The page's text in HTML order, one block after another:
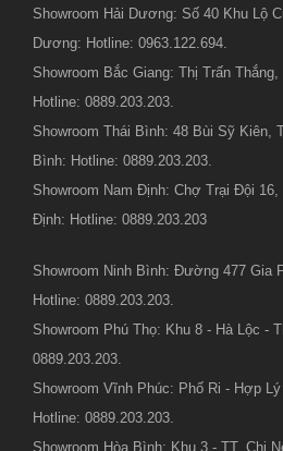
Showroom Hải Dương: Số 40 Khu Lộ
Dương: Hotline: 0963.122.694.
Showroom Bắc Giang: Thị Trấn
Hotline: 0889.203.203.
Showroom Thái Bình: 48 Bùi Sỹ Kiên,
Bình: Hotline: 0889.203.203.
Showroom Nam Định: Chợ Trại Đội
Định: Hotline: 0889.203.203
Showroom Ninh Bình: Đường 477 Gia
Hotline: 0889.203.203.
Showroom Phú Thọ: Khu 8 - Hà Lộc -
0889.203.203.
Showroom Vĩnh Phúc: Phố Ri - Hợp
Hotline: 0889.203.203.
Showroom Hòa Bình: Khu 3 - TT. Chi